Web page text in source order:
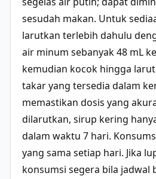
sesudah makan. Untuk
larutkan terlebih dahulu
air minum sebanyak 48 mL
kemudian kocok hingga
takar yang tersedia dalam
memastikan dosis yang
dilarutkan, sirup kering
dalam waktu 7 hari.
yang sama setiap hari. Jika
konsumsi segera bila jadwal